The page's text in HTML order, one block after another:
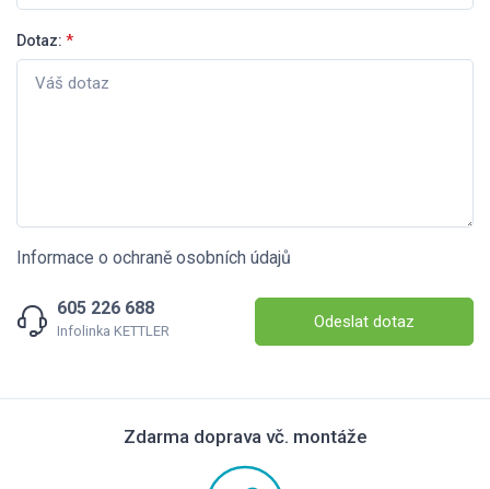
Dotaz: *
Informace o ochraně osobních údajů
605 226 688
Infolinka KETTLER Odeslat dotaz
Zdarma doprava vč. montáže